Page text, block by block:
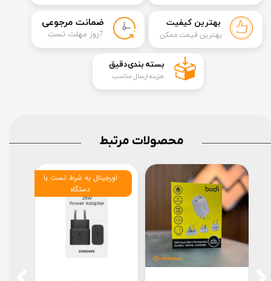
​ضمانت مرجوعی
​7روز مهلت تست
بهترین کیفیت
بهترین قیمت ممکن
​بسته بندی دقیق​​​​​​​
هزینه ارسال مناسب
اورجینال به شرط تست با
دستگاه
محصولات مرتبط